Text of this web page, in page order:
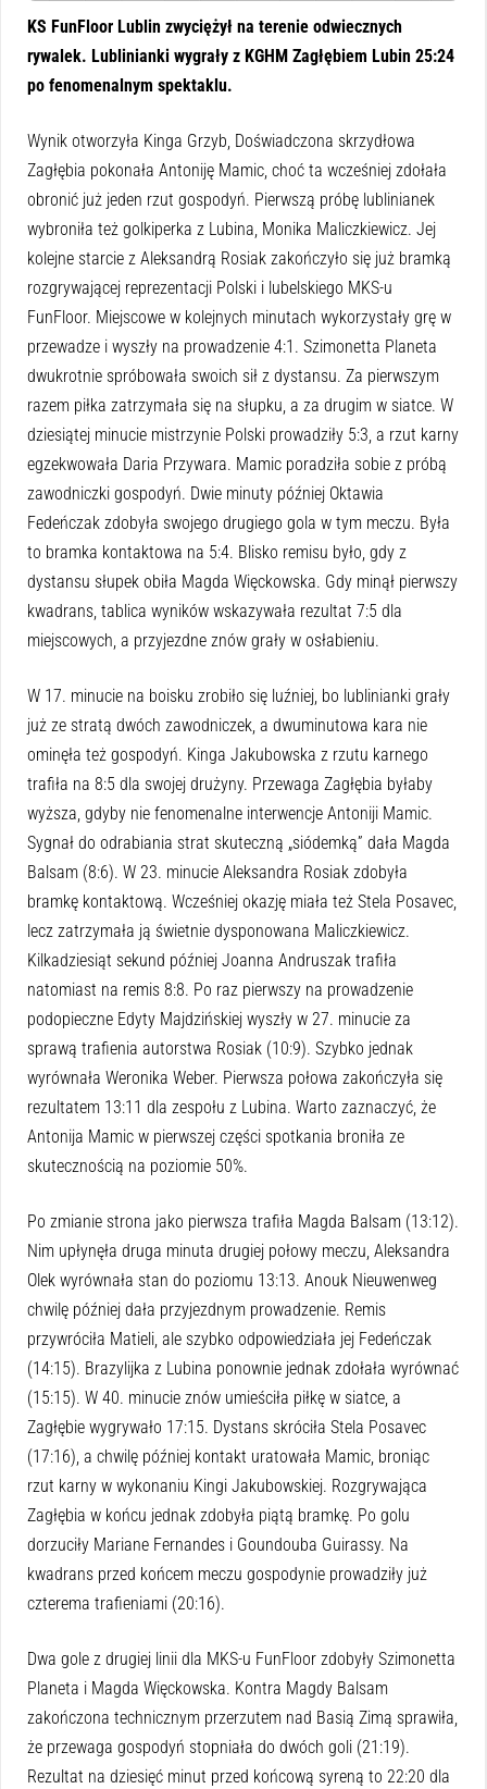
KS FunFloor Lublin zwyciężył na terenie odwiecznych
rywalek. Lublinianki wygrały z KGHM Zagłębiem Lubin 25:24
po fenomenalnym spektaklu.
Wynik otworzyła Kinga Grzyb, Doświadczona skrzydłowa
Zagłębia pokonała Antoniję Mamic, choć ta wcześniej zdołała
obronić już jeden rzut gospodyń. Pierwszą próbę lublinianek
wybroniła też golkiperka z Lubina, Monika Maliczkiewicz. Jej
kolejne starcie z Aleksandrą Rosiak zakończyło się już bramką
rozgrywającej reprezentacji Polski i lubelskiego MKS-u
FunFloor. Miejscowe w kolejnych minutach wykorzystały grę w
przewadze i wyszły na prowadzenie 4:1. Szimonetta Planeta
dwukrotnie spróbowała swoich sił z dystansu. Za pierwszym
razem piłka zatrzymała się na słupku, a za drugim w siatce. W
dziesiątej minucie mistrzynie Polski prowadziły 5:3, a rzut karny
egzekwowała Daria Przywara. Mamic poradziła sobie z próbą
zawodniczki gospodyń. Dwie minuty później Oktawia
Fedeńczak zdobyła swojego drugiego gola w tym meczu. Była
to bramka kontaktowa na 5:4. Blisko remisu było, gdy z
dystansu słupek obiła Magda Więckowska. Gdy minął pierwszy
kwadrans, tablica wyników wskazywała rezultat 7:5 dla
miejscowych, a przyjezdne znów grały w osłabieniu.
W 17. minucie na boisku zrobiło się luźniej, bo lublinianki grały
już ze stratą dwóch zawodniczek, a dwuminutowa kara nie
ominęła też gospodyń. Kinga Jakubowska z rzutu karnego
trafiła na 8:5 dla swojej drużyny. Przewaga Zagłębia byłaby
wyższa, gdyby nie fenomenalne interwencje Antoniji Mamic.
Sygnał do odrabiania strat skuteczną „siódemką” dała Magda
Balsam (8:6). W 23. minucie Aleksandra Rosiak zdobyła
bramkę kontaktową. Wcześniej okazję miała też Stela Posavec,
lecz zatrzymała ją świetnie dysponowana Maliczkiewicz.
Kilkadziesiąt sekund później Joanna Andruszak trafiła
natomiast na remis 8:8. Po raz pierwszy na prowadzenie
podopieczne Edyty Majdzińskiej wyszły w 27. minucie za
sprawą trafienia autorstwa Rosiak (10:9). Szybko jednak
wyrównała Weronika Weber. Pierwsza połowa zakończyła się
rezultatem 13:11 dla zespołu z Lubina. Warto zaznaczyć, że
Antonija Mamic w pierwszej części spotkania broniła ze
skutecznością na poziomie 50%.
Po zmianie strona jako pierwsza trafiła Magda Balsam (13:12).
Nim upłynęła druga minuta drugiej połowy meczu, Aleksandra
Olek wyrównała stan do poziomu 13:13. Anouk Nieuwenweg
chwilę później dała przyjezdnym prowadzenie. Remis
przywróciła Matieli, ale szybko odpowiedziała jej Fedeńczak
(14:15). Brazylijka z Lubina ponownie jednak zdołała wyrównać
(15:15). W 40. minucie znów umieściła piłkę w siatce, a
Zagłębie wygrywało 17:15. Dystans skróciła Stela Posavec
(17:16), a chwilę później kontakt uratowała Mamic, broniąc
rzut karny w wykonaniu Kingi Jakubowskiej. Rozgrywająca
Zagłębia w końcu jednak zdobyła piątą bramkę. Po golu
dorzuciły Mariane Fernandes i Goundouba Guirassy. Na
kwadrans przed końcem meczu gospodynie prowadziły już
czterema trafieniami (20:16).
Dwa gole z drugiej linii dla MKS-u FunFloor zdobyły Szimonetta
Planeta i Magda Więckowska. Kontra Magdy Balsam
zakończona technicznym przerzutem nad Basią Zimą sprawiła,
że przewaga gospodyń stopniała do dwóch goli (21:19).
Rezultat na dziesięć minut przed końcową syreną to 22:20 dla